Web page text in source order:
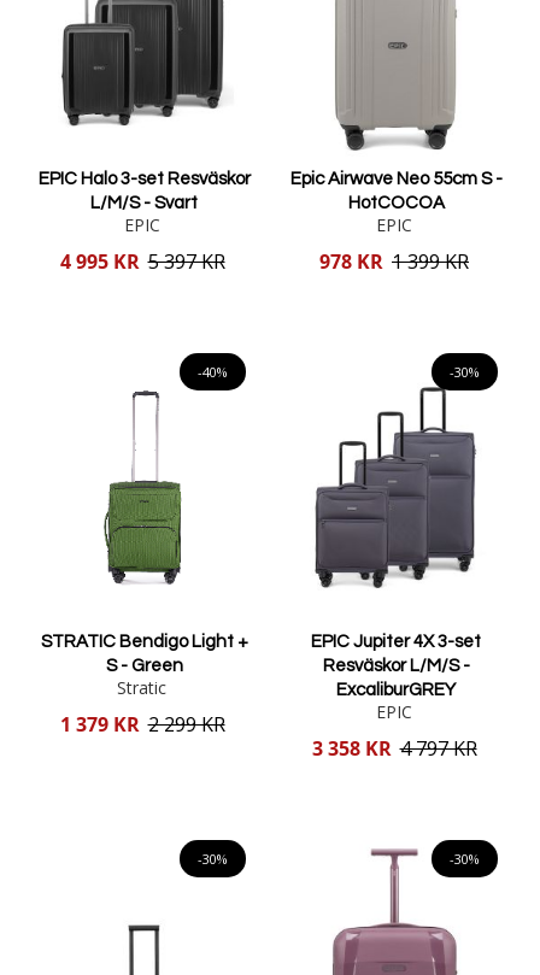
EPIC Halo 3-set Resväskor
L/M/S - Svart
EPIC
Reducerat
4 995 KR 5 397 KR
Epic Airwave Neo 55cm S -
HotCOCOA
EPIC
Reducerat
978 KR 1 399 KR
-40%
STRATIC Bendigo Light +
S - Green
Stratic
Reducerat
1 379 KR 2 299 KR
-30%
EPIC Jupiter 4X 3-set
Resväskor L/M/S -
ExcaliburGREY
EPIC
Reducerat
3 358 KR 4 797 KR
-30% -30%